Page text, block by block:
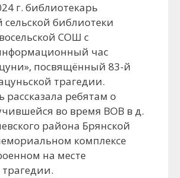
г. библиотекарь
сельской библиотеки
СОШ с
час
посвящённый 83-й
трагедии.
рассказала ребятам о
во время ВОВ в д.
района Брянской
комплексе
на месте